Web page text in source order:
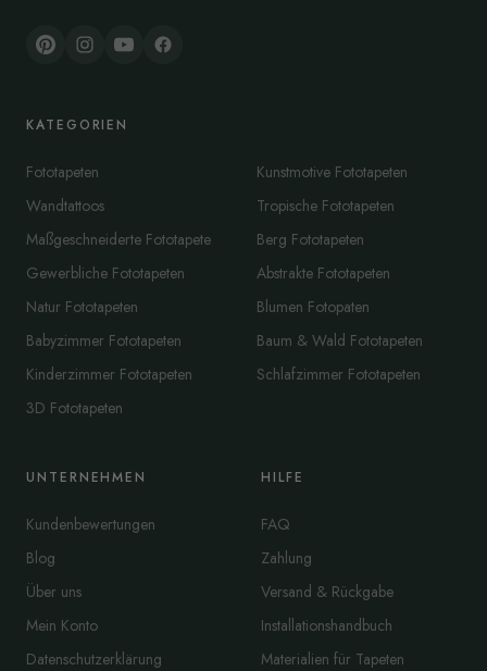
KATEGORIEN
Fototapeten
Wandtattoos
Maßgeschneiderte Fototapete
Gewerbliche Fototapeten
Natur Fototapeten
Babyzimmer Fototapeten
Kinderzimmer Fototapeten
3D Fototapeten
Kunstmotive Fototapeten
Tropische Fototapeten
Berg Fototapeten
Abstrakte Fototapeten
Blumen Fotopaten
Baum & Wald Fototapeten
Schlafzimmer Fototapeten
UNTERNEHMEN
Kundenbewertungen
Blog
Über uns
Mein Konto
Datenschutzerklärung
HILFE
FAQ
Zahlung
Versand & Rückgabe
Installationshandbuch
Materialien für Tapeten